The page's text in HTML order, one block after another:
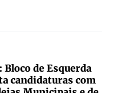
Bloco de Esquerda
candidaturas com